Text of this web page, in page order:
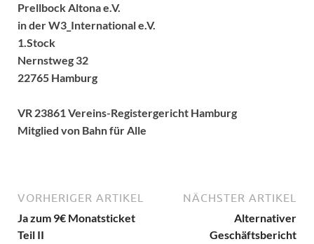
Prellbock Altona e.V.
in der W3_International e.V.
1.Stock
Nernstweg 32
22765 Hamburg
VR 23861 Vereins-Registergericht Hamburg
Mitglied von Bahn für Alle
VORHERIGER ARTIKEL
Ja zum 9€ Monatsticket
Teil II
NÄCHSTER ARTIKEL
Alternativer
Geschäftsbericht